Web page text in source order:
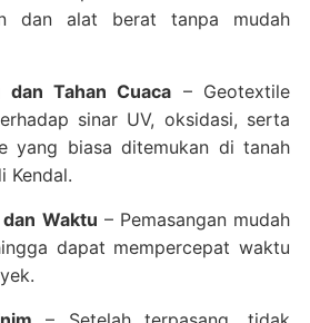
dan alat berat tanpa mudah
dan Tahan Cuaca – Geotextile
sinar UV, oksidasi, serta
yang biasa ditemukan di tanah
Kendal.
Waktu – Pemasangan mudah
dapat mempercepat waktu